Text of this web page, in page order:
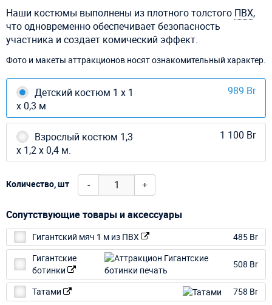
Наши костюмы выполнены из плотного толстого ПВХ,
что одновременно обеспечивает безопасность
участника и создает комический эффект.
Фото и макеты аттракционов носят ознакомительный характер.
Детский костюм 1 х 1
х 0,3 м
989 Br
Взрослый костюм 1,3
х 1,2 х 0,4 м.
1 100 Br
Количество, шт - +
Сопутствующие товары и аксессуары
Гигантский мяч 1 м из ПВХ
485 Br
Гигантские
ботинки
508 Br
Татами
758 Br